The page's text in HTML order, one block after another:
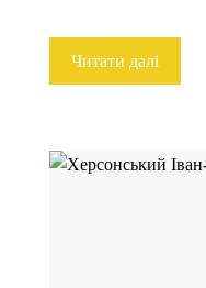
Читати далі